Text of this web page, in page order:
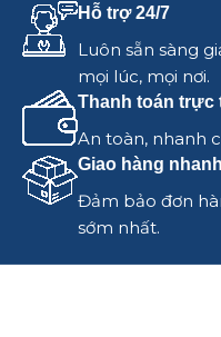
Hỗ trợ 24/7
Luôn sẵn sàng
mọi lúc, mọi nơi.
Thanh toán trực
An toàn, nhanh
Giao hàng nhanh
Đảm bảo đơn
sớm nhất.